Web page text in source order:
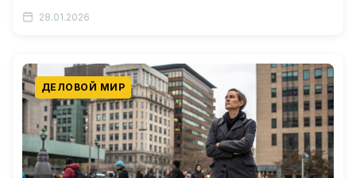
нивелирования негативного влияния на…
28.01.2026
ДЕЛОВОЙ МИР